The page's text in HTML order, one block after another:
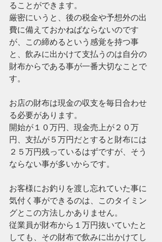
ることができます。
厳密にいうと、後の税金や予想外の出
費に備えておかねばならないのです
が、この締めるという感覚を持つ事
と、飲みに出かけて支払うのは自分の
財布からである事が一番大切なことで
す。
お店の財布は現金の収支を毎日合わせ
る必要があります。
開始が１０万円、現金売上が２０万
円、支払が５万円だとすると財布には
２５万円残っているはずですが、そう
ならない事が多いからです。
お客様にお釣りを渡し忘れていた事に
気付く事ができるのは、このタイミン
グとこの方法しかありません。
従業員が財布から１万円抜いていたと
しても、その財布で飲みに出かけてし